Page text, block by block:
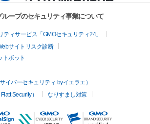
ープのセキュリティ事業について
ィサービス「GMOセキュリティ24」
サイトリスク診断
トボット
イバーセキュリティ byイエラエ）
Security）
なりすまし対策